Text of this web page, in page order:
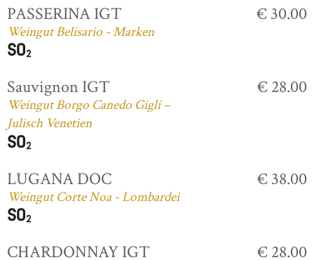
PASSERINA IGT
Weingut Belisario - Marken
€ 30.00
Sauvignon IGT
Weingut Borgo Canedo Gigli –
Julisch Venetien
€ 28.00
LUGANA DOC
Weingut Corte Noa - Lombardei
€ 38.00
CHARDONNAY IGT € 28.00